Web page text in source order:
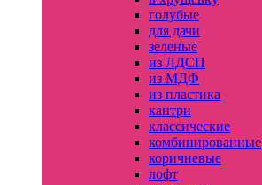
голубые
для дачи
зеленые
из ЛДСП
из МДФ
из пластика
кантри
классические
комбинированные
коричневые
лофт